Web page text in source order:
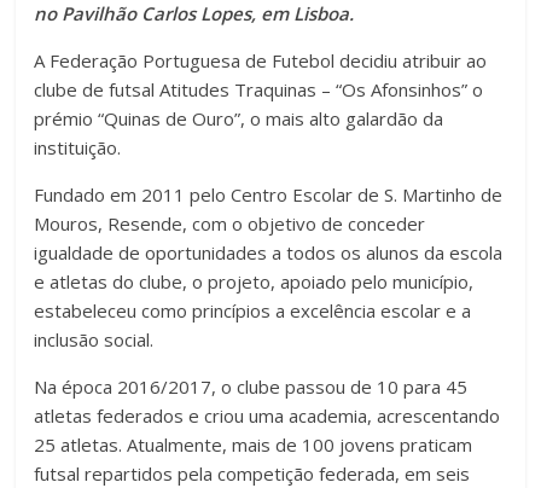
no Pavilhão Carlos Lopes, em Lisboa.
A Federação Portuguesa de Futebol decidiu atribuir ao
clube de futsal Atitudes Traquinas – “Os Afonsinhos” o
prémio “Quinas de Ouro”, o mais alto galardão da
instituição.
Fundado em 2011 pelo Centro Escolar de S. Martinho de
Mouros, Resende, com o objetivo de conceder
igualdade de oportunidades a todos os alunos da escola
e atletas do clube, o projeto, apoiado pelo município,
estabeleceu como princípios a excelência escolar e a
inclusão social.
Na época 2016/2017, o clube passou de 10 para 45
atletas federados e criou uma academia, acrescentando
25 atletas. Atualmente, mais de 100 jovens praticam
futsal repartidos pela competição federada, em seis